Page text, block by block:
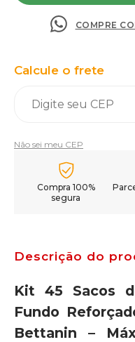
COMPRE
Calcule o frete
Não sei meu CEP
Compra 100%
segura
Descrição do
Kit 45 Sacos
Fundo
Bettanin –